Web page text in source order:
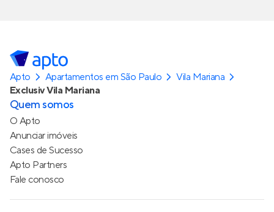
Apto Apartamentos em São Paulo
Vila Mariana
Exclusiv Vila Mariana
Quem somos
O Apto
Anunciar imóveis
Cases de Sucesso
Apto Partners
Fale conosco